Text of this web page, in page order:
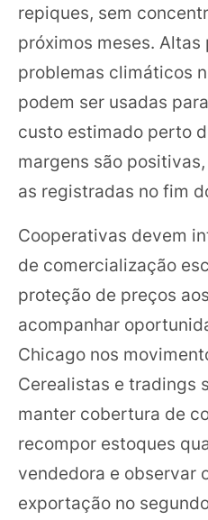
repiques, sem
próximos meses.
problemas climáticos
podem ser usadas
custo estimado perto
margens são
as registradas no fim
Cooperativas devem
de comercialização
proteção de preços
acompanhar
Chicago nos
Cerealistas e tradings
manter cobertura de
recompor estoques
vendedora e observar
exportação no